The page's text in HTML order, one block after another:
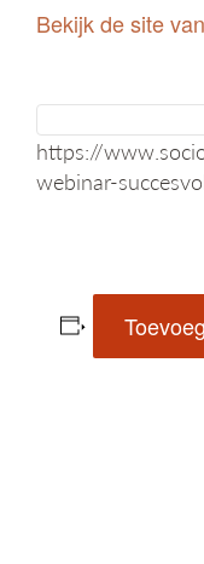
Bekijk de site
https://
webinar-